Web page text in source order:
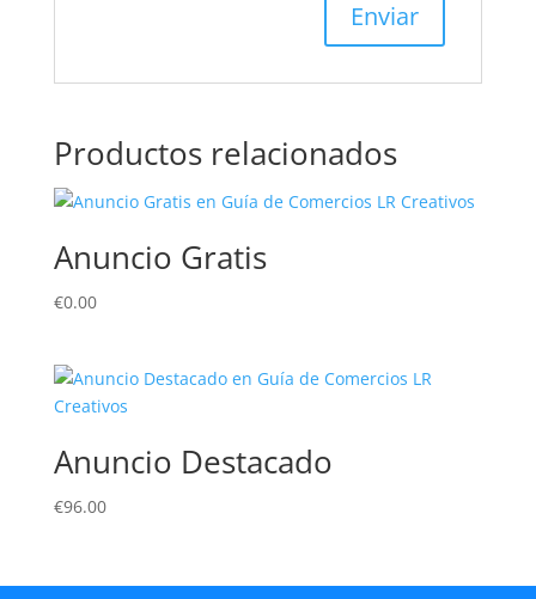
Productos relacionados
Anuncio Gratis
€0.00
Anuncio Destacado
€96.00